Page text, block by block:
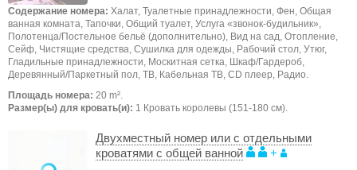
Содержание номера: Халат, Туалетные принадлежности, Фен, Общая
ванная комната, Тапочки, Общий туалет, Услуга «звонок-будильник»,
Полотенца/Постельное бельё (дополнительно), Вид на сад, Отопление,
Сейф, Чистящие средства, Сушилка для одежды, Рабочий стол, Утюг,
Гладильные принадлежности, Москитная сетка, Шкаф/Гардероб,
Деревянный/Паркетный пол, ТB, Кабельная ТВ, CD плеер, Радио.
Площадь номера: 20 m².
Размер(ы) для кровать(и): 1 Кровать королевы (151-180 см).
Двухместный номер или с отдельными
кроватями с общей ванной
+